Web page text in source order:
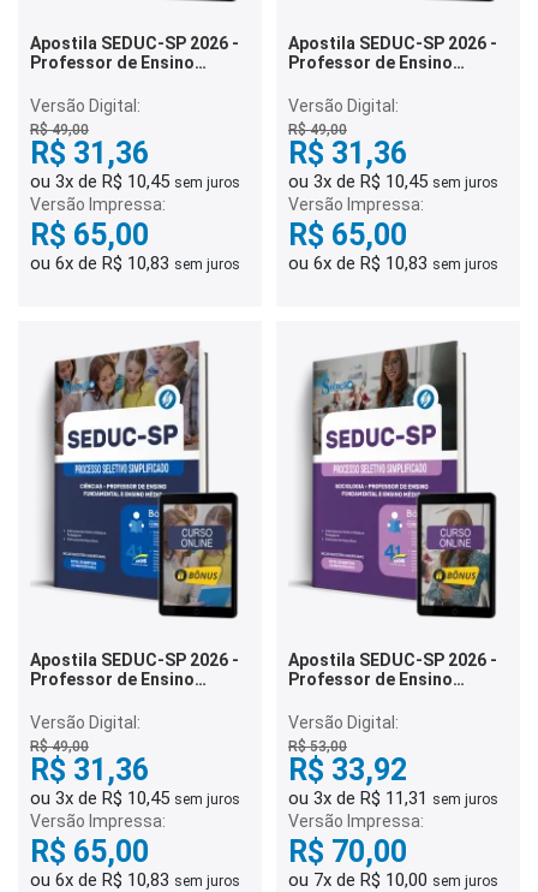
Apostila SEDUC-SP 2026 -
Professor de Ensino
Médio - Língua Portuguesa
Versão Digital:
R$ 49,00
R$ 31,36
ou 3x de R$ 10,45 sem juros
Versão Impressa:
R$ 65,00
ou 6x de R$ 10,83 sem juros
Apostila SEDUC-SP 2026 -
Professor de Ensino
Médio - Biologia
Versão Digital:
R$ 49,00
R$ 31,36
ou 3x de R$ 10,45 sem juros
Versão Impressa:
R$ 65,00
ou 6x de R$ 10,83 sem juros
Apostila SEDUC-SP 2026 -
Professor de Ensino
Médio - Ciências
Versão Digital:
R$ 49,00
R$ 31,36
ou 3x de R$ 10,45 sem juros
Versão Impressa:
R$ 65,00
ou 6x de R$ 10,83 sem juros
Apostila SEDUC-SP 2026 -
Professor de Ensino
Médio - Sociologia
Versão Digital:
R$ 53,00
R$ 33,92
ou 3x de R$ 11,31 sem juros
Versão Impressa:
R$ 70,00
ou 7x de R$ 10,00 sem juros